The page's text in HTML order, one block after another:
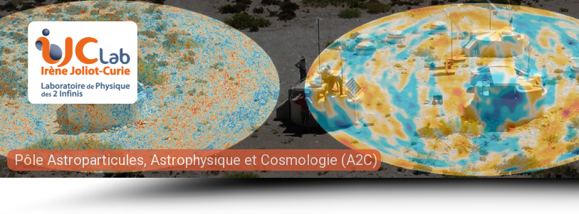
Pôle Astroparticules, Astrophysique et Cosmologie (A2C)